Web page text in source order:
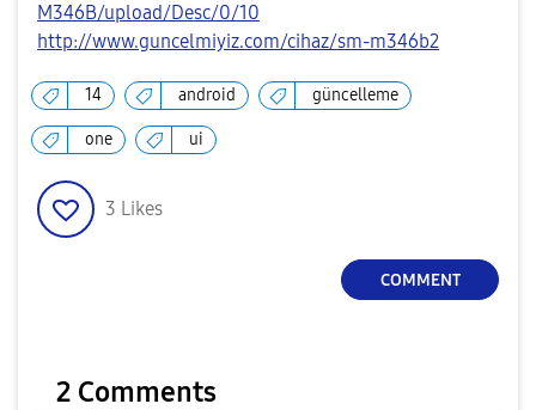
M346B/upload/Desc/0/10
http://www.guncelmiyiz.com/cihaz/sm-m346b2
14 android güncelleme
one ui
3 Likes
COMMENT
2 Comments